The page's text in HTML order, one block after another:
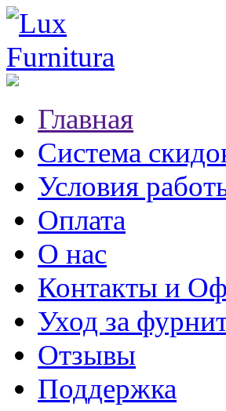
Главная
Система
Условия
Оплата
О нас
Контакты и
Уход за
Отзывы
Поддержка